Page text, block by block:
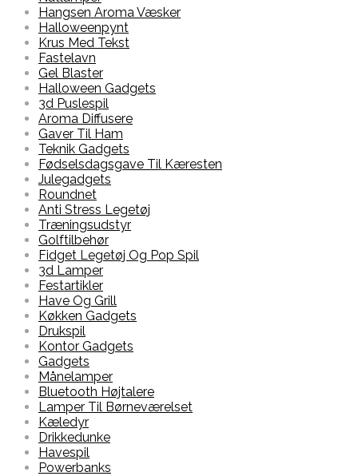
Hangsen Aroma Væsker
Halloweenpynt
Krus Med Tekst
Fastelavn
Gel Blaster
Halloween Gadgets
3d Puslespil
Aroma Diffusere
Gaver Til Ham
Teknik Gadgets
Fødselsdagsgave Til Kæresten
Julegadgets
Roundnet
Anti Stress Legetøj
Træningsudstyr
Golftilbehør
Fidget Legetøj Og Pop Spil
3d Lamper
Festartikler
Have Og Grill
Køkken Gadgets
Drukspil
Kontor Gadgets
Gadgets
Månelamper
Bluetooth Højtalere
Lamper Til Børneværelset
Kæledyr
Drikkedunke
Havespil
Powerbanks